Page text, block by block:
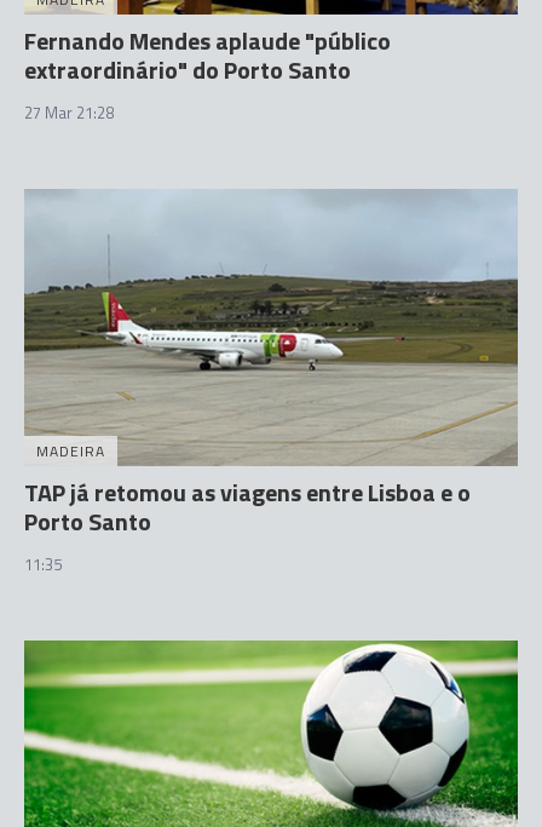
Fernando Mendes aplaude "público
extraordinário" do Porto Santo
27 Mar 21:28
MADEIRA
TAP já retomou as viagens entre Lisboa e o
Porto Santo
11:35